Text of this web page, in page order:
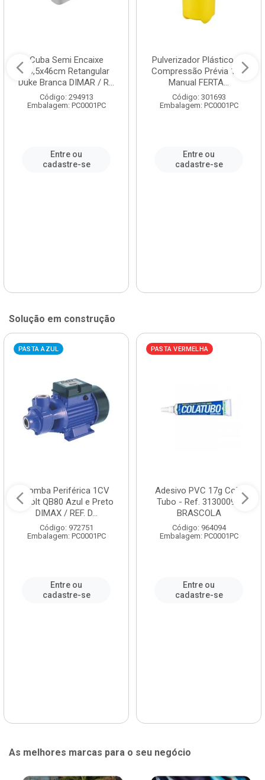
Cuba Semi Encaixe
58,5x46cm Retangular
Duke Branca DIMAR / R...
Código: 294913
Embalagem: PC0001PC
Entre ou
cadastre-se
Pulverizador Plástico de
Compressão Prévia 1,5L
Manual FERTA...
Código: 301693
Embalagem: PC0001PC
Entre ou
cadastre-se
Solução em construção
PASTA AZUL
Bomba Periférica 1CV
Bivolt QB80 Azul e Preto
DIMAX / REF. D...
Código: 972751
Embalagem: PC0001PC
Entre ou
cadastre-se
PASTA VERMELHA
Adesivo PVC 17g Cola
Tubo - Ref. 3130009 -
BRASCOLA
Código: 964094
Embalagem: PC0001PC
Entre ou
cadastre-se
As melhores marcas para o seu negócio